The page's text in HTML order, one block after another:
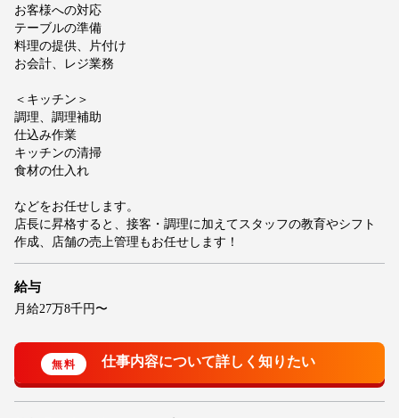
お客様への対応
テーブルの準備
料理の提供、片付け
お会計、レジ業務
＜キッチン＞
調理、調理補助
仕込み作業
キッチンの清掃
食材の仕入れ
などをお任せします。
店長に昇格すると、接客・調理に加えてスタッフの教育やシフト
作成、店舗の売上管理もお任せします！
給与
月給27万8千円〜